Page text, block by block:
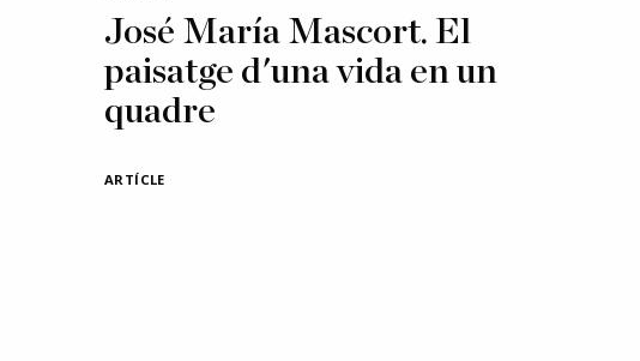
José María Mascort. El
paisatge d'una vida en un
quadre
ARTÍCLE